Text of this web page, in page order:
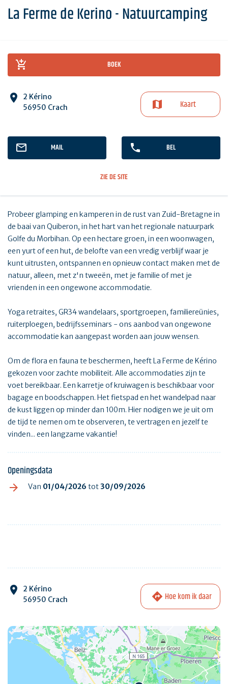
La Ferme de Kerino - Natuurcamping
BOEK
2 Kérino
56950 Crach
Kaart
MAIL BEL
ZIE DE SITE
Probeer glamping en kamperen in de rust van Zuid-Bretagne in
de baai van Quiberon, in het hart van het regionale natuurpark
Golfe du Morbihan. Op een hectare groen, in een woonwagen,
een yurt of een hut, de belofte van een vredig verblijf waar je
kunt uitrusten, ontspannen en opnieuw contact maken met de
natuur, alleen, met z'n tweeën, met je familie of met je
vrienden in een ongewone accommodatie.
Yoga retraites, GR34 wandelaars, sportgroepen, familiereünies,
ruiterploegen, bedrijfsseminars - ons aanbod van ongewone
accommodatie kan aangepast worden aan jouw wensen.
Om de flora en fauna te beschermen, heeft La Ferme de Kérino
gekozen voor zachte mobiliteit. Alle accommodaties zijn te
voet bereikbaar. Een karretje of kruiwagen is beschikbaar voor
bagage en boodschappen. Het fietspad en het wandelpad naar
de kust liggen op minder dan 100m. Hier nodigen we je uit om
de tijd te nemen om te observeren, te vertragen en jezelf te
vinden... een langzame vakantie!
Openingsdata
Van 01/04/2026 tot30/09/2026
2 Kérino
56950 Crach
Hoe kom ik daar